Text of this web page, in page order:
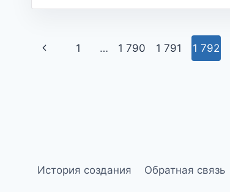
КАК
Навигация
Предыдущая
1 … 1 790 1 791 1 792
История создания Обратная связь